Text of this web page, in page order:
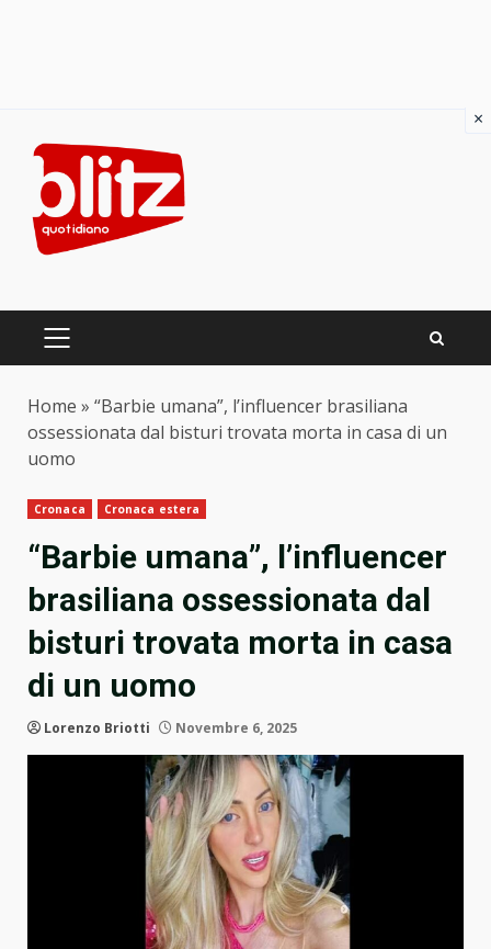
content
PRIMARY
Home » “Barbie umana”, l’influencer brasiliana
ossessionata dal bisturi trovata morta in casa di un
uomo
Cronaca Cronaca estera
“Barbie umana”, l’influencer
brasiliana ossessionata dal
bisturi trovata morta in casa
di un uomo
Lorenzo Briotti Novembre 6, 2025
×